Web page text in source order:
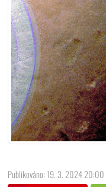
Publikováno: 19. 3. 2024 20:00